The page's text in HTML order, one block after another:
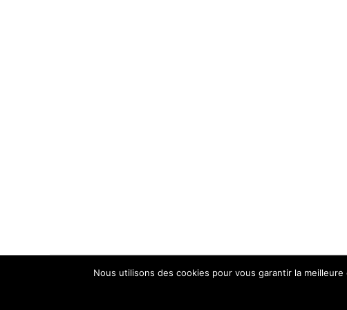
Nous utilisons des cookies pour vous garantir la